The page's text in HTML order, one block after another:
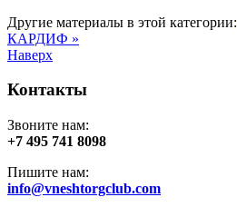
Другие материалы в этой категории:
КАРДИФ »
Наверх
Контакты
Звоните нам:
+7 495 741 8098
Пишите нам:
info@vneshtorgclub.com